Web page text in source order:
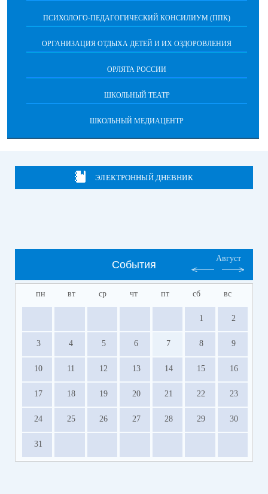
ПСИХОЛОГО-ПЕДАГОГИЧЕСКИЙ КОНСИЛИУМ (ППК)
ОРГАНИЗАЦИЯ ОТДЫХА ДЕТЕЙ И ИХ ОЗДОРОВЛЕНИЯ
ОРЛЯТА РОССИИ
ШКОЛЬНЫЙ ТЕАТР
ШКОЛЬНЫЙ МЕДИАЦЕНТР
ЭЛЕКТРОННЫЙ ДНЕВНИК
События
Август
пн вт ср чт пт сб вс
1 2
3 4 5 6 7 8 9
10 11 12 13 14 15 16
17 18 19 20 21 22 23
24 25 26 27 28 29 30
31